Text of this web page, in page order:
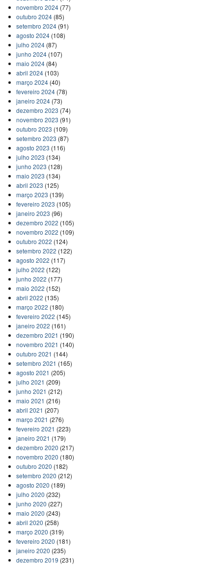
novembro 2024(77)
outubro 2024(85)
setembro 2024(91)
agosto 2024(108)
julho 2024(87)
junho 2024(107)
maio 2024(84)
abril 2024(103)
março 2024(40)
fevereiro 2024(78)
janeiro 2024(73)
dezembro 2023 (74)
novembro 2023 (91)
outubro 2023 (109)
setembro 2023 (87)
agosto 2023 (116)
julho 2023 (134)
junho 2023 (128)
maio 2023 (134)
abril 2023 (125)
março 2023 (139)
fevereiro 2023 (105)
janeiro 2023 (96)
dezembro 2022 (105)
novembro 2022 (109)
outubro 2022 (124)
setembro 2022 (122)
agosto 2022 (117)
julho 2022 (122)
junho 2022 (177)
maio 2022 (152)
abril 2022 (135)
março 2022 (180)
fevereiro 2022 (145)
janeiro 2022 (161)
dezembro 2021 (190)
novembro 2021 (140)
outubro 2021 (144)
setembro 2021 (165)
agosto 2021 (205)
julho 2021 (209)
junho 2021 (212)
maio 2021 (216)
abril 2021 (207)
março 2021 (276)
fevereiro 2021 (223)
janeiro 2021 (179)
dezembro 2020 (217)
novembro 2020 (180)
outubro 2020 (182)
setembro 2020 (212)
agosto 2020 (189)
julho 2020 (232)
junho 2020 (227)
maio 2020 (243)
abril 2020 (258)
março 2020 (319)
fevereiro 2020 (181)
janeiro 2020 (235)
dezembro 2019 (231)